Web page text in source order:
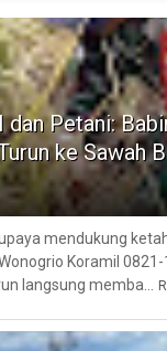
dan Petani:
ke Sawah
mendukung
Koramil
langsung memba...